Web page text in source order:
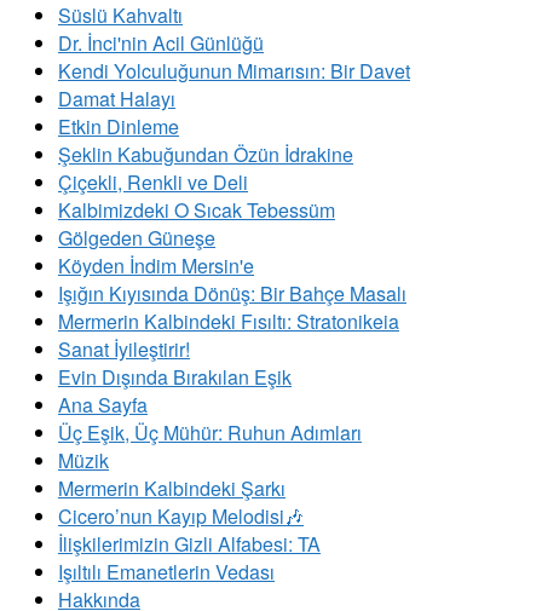
Süslü Kahvaltı
Dr. İnci'nin Acil Günlüğü
Kendi Yolculuğunun Mimarısın: Bir Davet
Damat Halayı
Etkin Dinleme
Şeklin Kabuğundan Özün İdrakine
Çiçekli, Renkli ve Deli
Kalbimizdeki O Sıcak Tebessüm
Gölgeden Güneşe
Köyden İndim Mersin'e
Işığın Kıyısında Dönüş: Bir Bahçe Masalı
Mermerin Kalbindeki Fısıltı: Stratonikeia
Sanat İyileştirir!
Evin Dışında Bırakılan Eşik
Ana Sayfa
Üç Eşik, Üç Mühür: Ruhun Adımları
Müzik
Mermerin Kalbindeki Şarkı
Cicero’nun Kayıp Melodisi🎶
İlişkilerimizin Gizli Alfabesi: TA
​Işıltılı Emanetlerin Vedası
Hakkında